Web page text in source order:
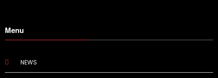
Menu
NEWS